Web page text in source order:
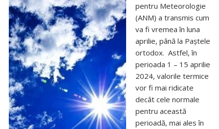
pentru Meteorologie
(ANM) a transmis cum
va fi vremea în luna
aprilie, până la Paștele
ortodox. Astfel, în
perioada 1 – 15 aprilie
2024, valorile termice
vor fi mai ridicate
decât cele normale
pentru această
perioadă, mai ales în